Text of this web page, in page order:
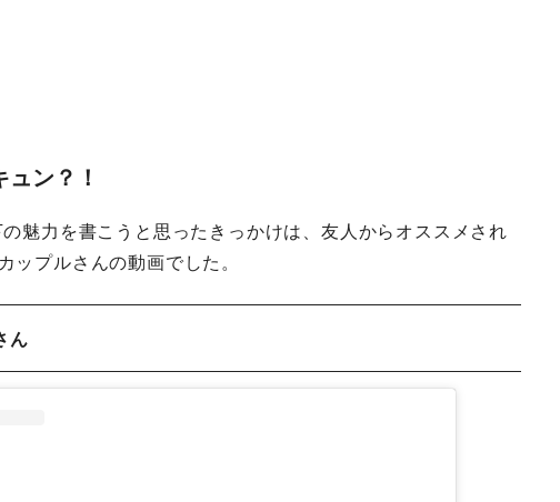
ン？！
魅力を書こうと思ったきっかけは、友人からオススメされ
ップルさんの動画でした。
ん